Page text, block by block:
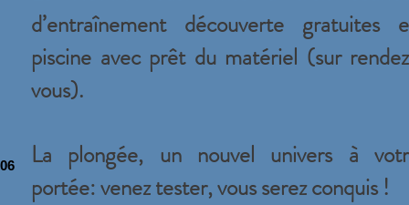
d’entraînement découverte gratuites
piscine avec prêt du matériel (sur
vous).
La plongée, un nouvel univers à
portée: venez tester, vous serez conquis !